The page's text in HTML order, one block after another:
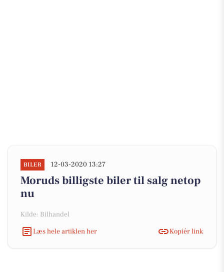
BILER 12-03-2020 13:27
Moruds billigste biler til salg netop
nu
Kilde: Bilhandel
Læs hele artiklen her
Kopiér link